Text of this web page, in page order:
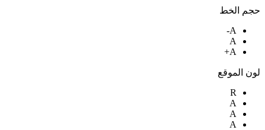
حجم الخط
A-
A
A+
لون الموقع
R
A
A
A